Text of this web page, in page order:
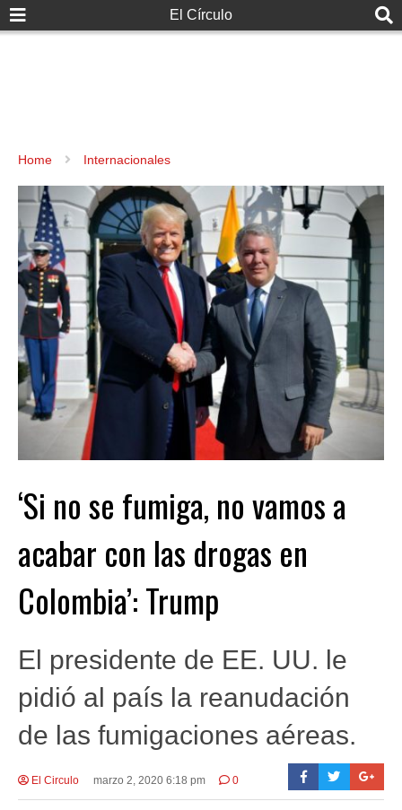
El Círculo
Home Internacionales
‘Si no se fumiga, no vamos a
acabar con las drogas en
Colombia’: Trump
El presidente de EE. UU. le
pidió al país la reanudación
de las fumigaciones aéreas.
El Circulo marzo 2, 2020 6:18 pm 0